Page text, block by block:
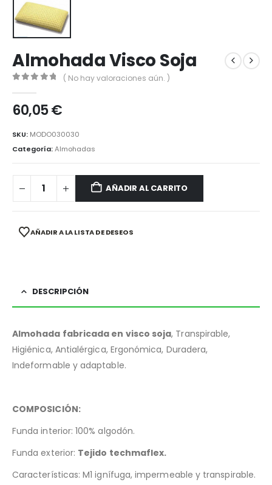
Almohada Visco Soja
( No hay valoraciones aún. )
60,05€
SKU: MODO030030
Categoría:Almohadas
AÑADIR AL CARRITO
AÑADIR A LA LISTA DE DESEOS
DESCRIPCIÓN
Almohada fabricada en visco soja, Transpirable,
Higiénica, Antialérgica, Ergonómica, Duradera,
Indeformable y adaptable.
COMPOSICIÓN:
Funda interior: 100% algodón.
Funda exterior: Tejido techmaflex.
Características: M1 ignífuga, impermeable y transpirable.